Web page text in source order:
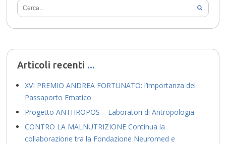
Articoli recenti
XVI PREMIO ANDREA FORTUNATO: l’importanza del
Passaporto Ematico
Progetto ANTHROPOS – Laboratori di Antropologia
CONTRO LA MALNUTRIZIONE Continua la
collaborazione tra la Fondazione Neuromed e